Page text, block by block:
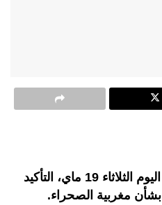
جددت جمهورية غينيا بيساو، اليوم الثلاثاء 19 ماي، التأكيد
مغربية الصحراء.